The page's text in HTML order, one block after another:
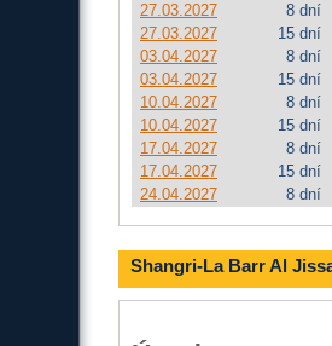
27.03.2027
8 dní
27.03.2027
15 dní
03.04.2027
8 dní
03.04.2027
15 dní
10.04.2027
8 dní
10.04.2027
15 dní
17.04.2027
8 dní
17.04.2027
15 dní
24.04.2027
8 dní
Shangri-La Barr Al